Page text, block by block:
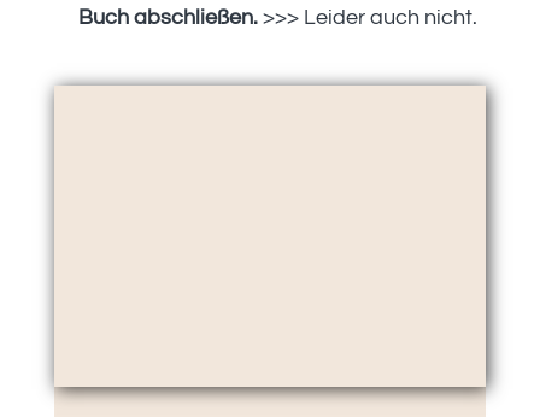
Buch abschließen.>>> Leider auch nicht.